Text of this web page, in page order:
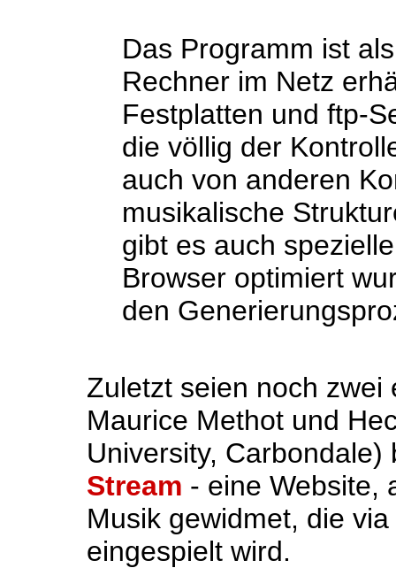
Das Programm ist
Rechner im Netz
Festplatten und ftp-
die völlig der
auch von anderen
musikalische
gibt es auch
Browser optimiert
den
Zuletzt seien noch
Maurice Methot und
University,
Stream - eine Website,
Musik gewidmet, die
eingespielt wird.